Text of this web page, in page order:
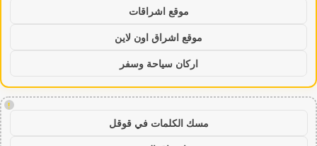
موقع اشراقات
موقع اشراق اون لاين
اركان سياحة وسفر
!
مسك الكلمات في قوقل